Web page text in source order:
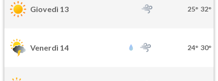
Giovedì 13 25° 32°
Venerdì 14 24° 30°